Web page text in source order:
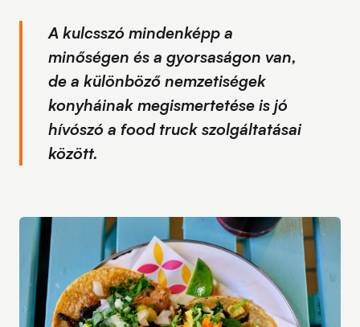
A kulcsszó mindenképp a
minőségen és a gyorsaságon van,
de a különböző nemzetiségek
konyháinak megismertetése is jó
hívószó a food truck szolgáltatásai
között.